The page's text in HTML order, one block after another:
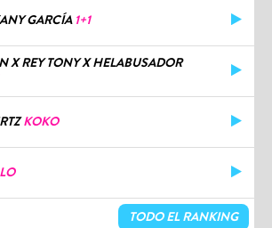
GARCÍA 1+1
X REY TONY X HELABUSADOR
KOKO
TODO EL RANKING